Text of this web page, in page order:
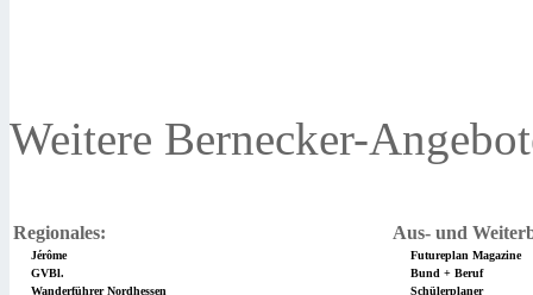
Weitere Bernecker-
Regionales: Aus- und
Jérôme
Futureplan Magazine
GVBl.
Bund + Beruf
Wanderführer Nordhessen
Schülerplaner